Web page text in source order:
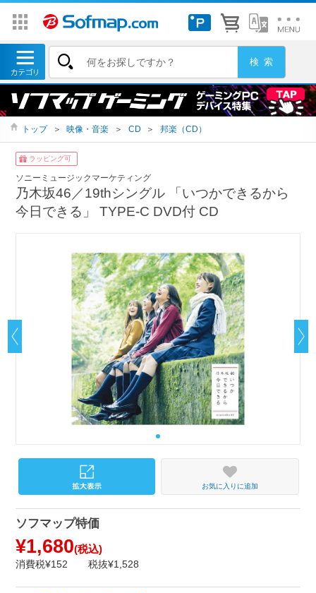
トップ ＞ 映像・音楽 ＞ CD ＞ 邦楽（CD）
ラッピング可
ソニーミュージックマーケティング
乃木坂46／19thシングル 「いつかできるから
今日できる」 TYPE-C DVD付 CD
お気に入りに追加
ソフマップ特価
¥1,680(税込)
消費税¥152 税抜¥1,528